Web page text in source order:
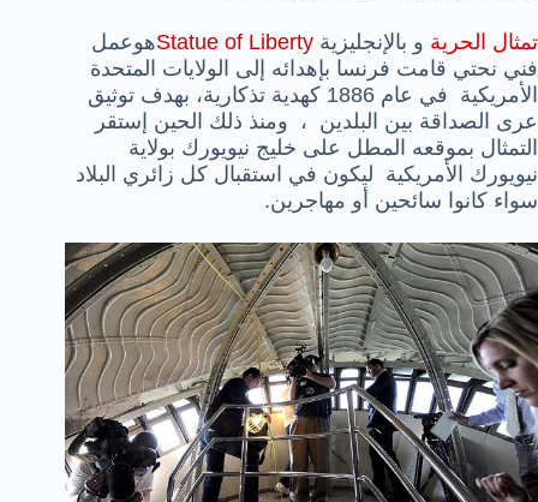
تمثال الحرية و بالإنجليزية
هوعمل
فني نحتي قامت فرنسا بإهدائه إلى الولايات المتحدة
الأمريكية في عام 1886 كهدية تذكارية، بهدف توثيق
عرى الصداقة بين البلدين ، ومنذ ذلك الحين إستقر
التمثال بموقعه المطل على خليج نيويورك بولاية
نيويورك الأمريكية ليكون في استقبال كل زائري البلاد
سواء كانوا سائحين أو مهاجرين.